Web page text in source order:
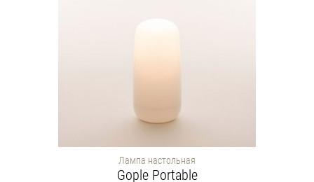
Лампа настольная
Gople Portable